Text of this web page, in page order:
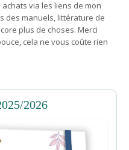
via les liens de mon
des manuels, littérature de
plus de choses. Merci
cela ne vous coûte rien
2026